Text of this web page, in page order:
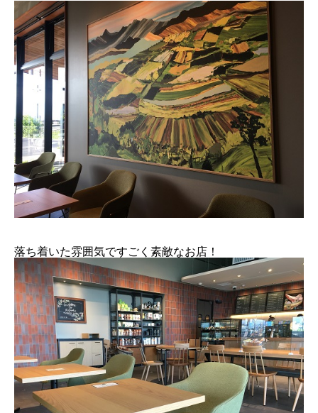
落ち着いた雰囲気ですごく素敵なお店！